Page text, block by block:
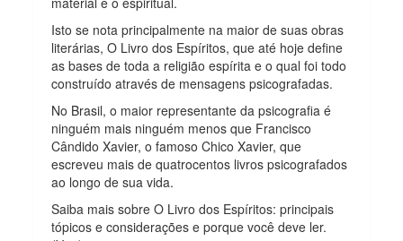
Isto se nota principalmente na maior de suas obras
literárias, O Livro dos Espíritos, que até hoje define
as bases de toda a religião espírita e o qual foi todo
construído através de mensagens psicografadas.
No Brasil, o maior representante da psicografia é
ninguém mais ninguém menos que Francisco
Cândido Xavier, o famoso Chico Xavier, que
escreveu mais de quatrocentos livros psicografados
ao longo de sua vida.
Saiba mais sobre O Livro dos Espíritos: principais
tópicos e considerações e porque você deve ler.